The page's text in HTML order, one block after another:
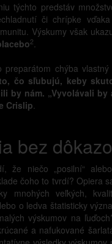
týchto predstáv
či chrípke
Výskumy však
2.
preparátom chýba
čo sľubujú, keby
by nám. „Vyvolávali by
Crislip.
bez
že niečo „posilní“
čoho to tvrdí? Opiera
mnohých veľkých,
o ledva štatisticky
výskumov na
a nafukované